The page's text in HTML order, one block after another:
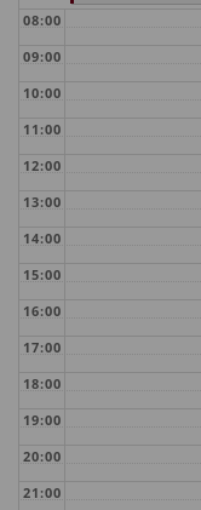
08:00
09:00
10:00
11:00
12:00
13:00
14:00
15:00
16:00
17:00
18:00
19:00
20:00
21:00